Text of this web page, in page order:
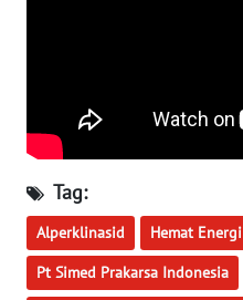
Tag:
Alperklinasid Hemat Energi
Pt Simed Prakarsa Indonesia
SUMSEL
WN
BENGKULU
WN
LAMPUNG